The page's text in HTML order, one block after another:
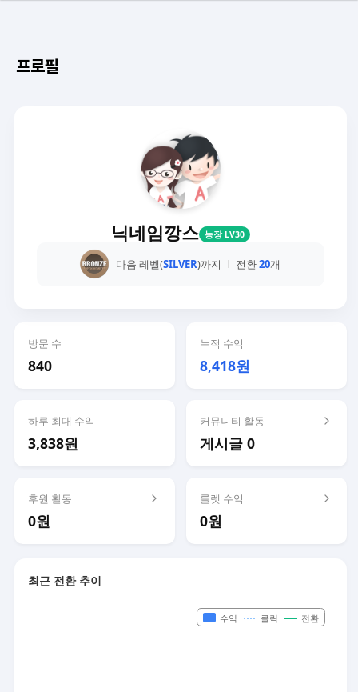
프로필
닉네임깡스 농장 LV30
다음 레벨(SILVER)까지 전환20개
방문 수
840
누적 수익
8,418원
하루 최대 수익
3,838원
커뮤니티 활동
게시글 0
후원 활동
0원
룰렛 수익
0원
최근 전환 추이